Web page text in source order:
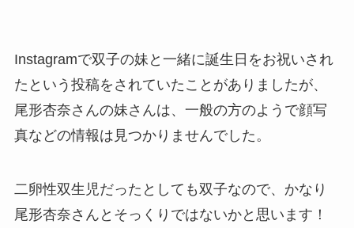
Instagramで双子の妹と一緒に誕生日をお祝いされ
たという投稿をされていたことがありましたが、
尾形杏奈さんの妹さんは、一般の方のようで顔写
真などの情報は見つかりませんでした。
二卵性双生児だったとしても双子なので、かなり
尾形杏奈さんとそっくりではないかと思います！